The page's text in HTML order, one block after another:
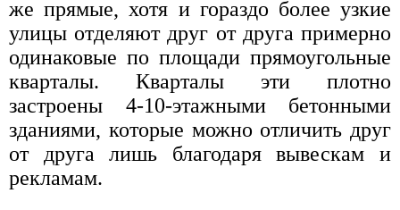
же прямые, хотя и гораздо более узкие
улицы отделяют друг от друга примерно
одинаковые по площади прямоугольные
кварталы. Кварталы эти плотно
застроены 4-10-этажными бетонными
зданиями, которые можно отличить друг
от друга лишь благодаря вывескам и
рекламам.